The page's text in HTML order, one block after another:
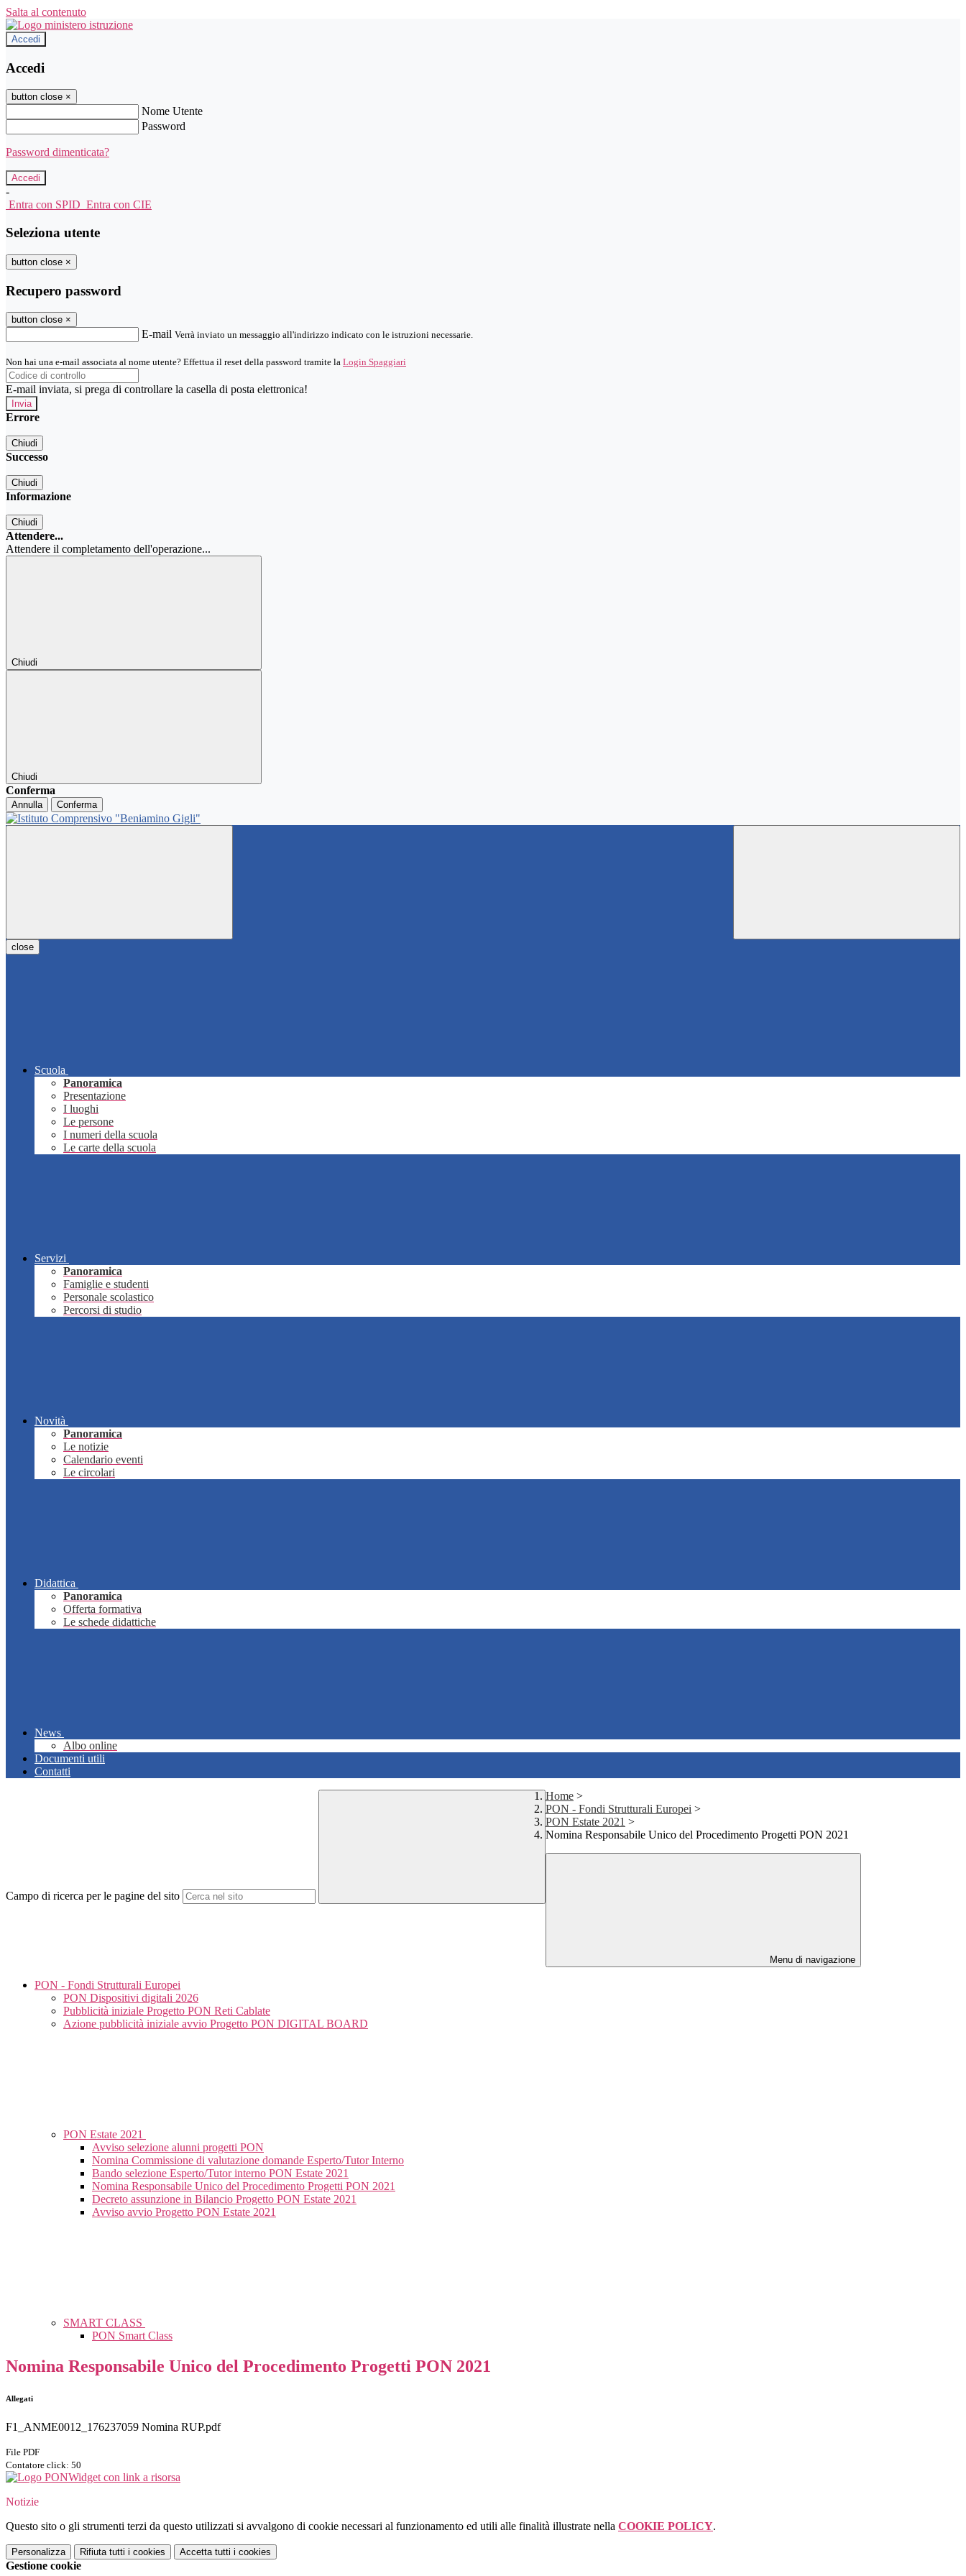
Salta al contenuto
Accedi
Accedi
button close ×
Nome Utente
Password
Password dimenticata?
-
Entra con SPID Entra con CIE
Seleziona utente
button close ×
Recupero password
button close ×
E-mail Verrà inviato un messaggio all'indirizzo indicato con le istruzioni necessarie.
Non hai una e-mail associata al nome utente? Effettua il reset della password tramite la Login Spaggiari
E-mail inviata, si prega di controllare la casella di posta elettronica!
Errore
Chiudi
Successo
Chiudi
Informazione
Chiudi
Attendere...
Attendere il completamento dell'operazione...
Chiudi
Chiudi
Conferma
Annulla Conferma
close
Scuola
Panoramica
Presentazione
I luoghi
Le persone
I numeri della scuola
Le carte della scuola
Servizi
Panoramica
Famiglie e studenti
Personale scolastico
Percorsi di studio
Novità
Panoramica
Le notizie
Calendario eventi
Le circolari
Didattica
Panoramica
Offerta formativa
Le schede didattiche
News
Albo online
Documenti utili
Contatti
Campo di ricerca per le pagine del sito
Home >
PON - Fondi Strutturali Europei >
PON Estate 2021 >
Nomina Responsabile Unico del Procedimento Progetti PON 2021
Menu di navigazione
PON - Fondi Strutturali Europei
PON Dispositivi digitali 2026
Pubblicità iniziale Progetto PON Reti Cablate
Azione pubblicità iniziale avvio Progetto PON DIGITAL BOARD
PON Estate 2021
Avviso selezione alunni progetti PON
Nomina Commissione di valutazione domande Esperto/Tutor Interno
Bando selezione Esperto/Tutor interno PON Estate 2021
Nomina Responsabile Unico del Procedimento Progetti PON 2021
Decreto assunzione in Bilancio Progetto PON Estate 2021
Avviso avvio Progetto PON Estate 2021
SMART CLASS
PON Smart Class
Nomina Responsabile Unico del Procedimento Progetti PON 2021
Allegati
F1_ANME0012_176237059 Nomina RUP.pdf
File PDF
Contatore click: 50
Widget con link a risorsa
Notizie
Questo sito o gli strumenti terzi da questo utilizzati si avvalgono di cookie necessari al funzionamento ed utili alle finalità illustrate nella COOKIE POLICY.
Personalizza Rifiuta tutti i cookies Accetta tutti i cookies
Gestione cookie